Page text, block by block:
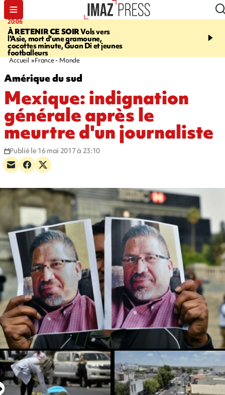
20:06
À RETENIR CE SOIRVols vers
l'Asie, mort d'une gramoune,
cocottes minute, Guan Di et jeunes
footballeurs
17:17
Angeles, un homme vit
Accueil France - Monde
Amérique du sud
Mexique: indignation
générale après le
meurtre d'un journaliste
Publié le 16 mai 2017 à 23:10